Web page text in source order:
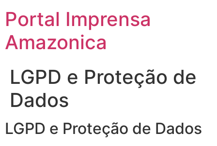
Portal Imprensa
Amazonica
LGPD e Proteção de
Dados
LGPD e Proteção de Dados